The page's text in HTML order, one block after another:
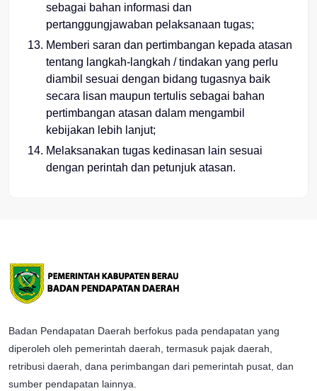
sebagai bahan informasi dan
pertanggungjawaban pelaksanaan tugas;
Memberi saran dan pertimbangan kepada atasan
tentang langkah-langkah / tindakan yang perlu
diambil sesuai dengan bidang tugasnya baik
secara lisan maupun tertulis sebagai bahan
pertimbangan atasan dalam mengambil
kebijakan lebih lanjut;
Melaksanakan tugas kedinasan lain sesuai
dengan perintah dan petunjuk atasan.
Badan Pendapatan Daerah berfokus pada pendapatan yang
diperoleh oleh pemerintah daerah, termasuk pajak daerah,
retribusi daerah, dana perimbangan dari pemerintah pusat, dan
sumber pendapatan lainnya.